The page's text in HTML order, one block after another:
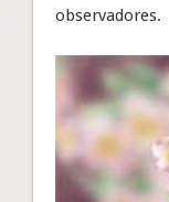
observadores.